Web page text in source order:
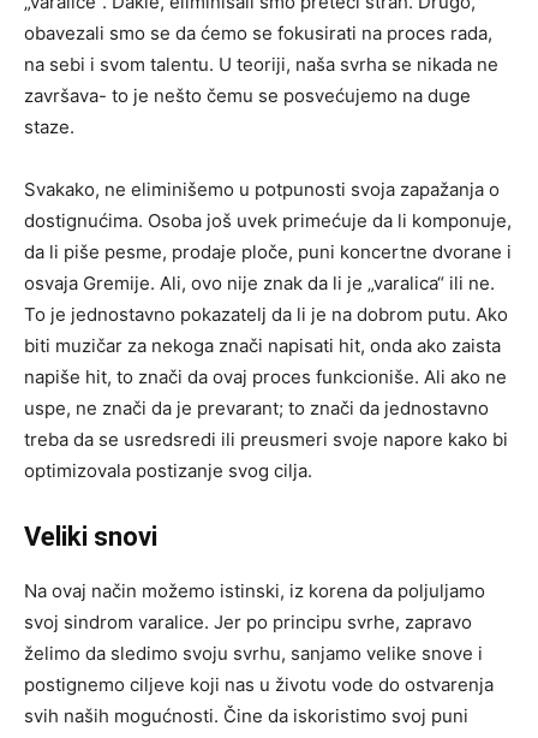
obavezali smo se da ćemo se fokusirati na proces rada,
na sebi i svom talentu. U teoriji, naša svrha se nikada ne
završava- to je nešto čemu se posvećujemo na duge
staze.
Svakako, ne eliminišemo u potpunosti svoja zapažanja o
dostignućima. Osoba još uvek primećuje da li komponuje,
da li piše pesme, prodaje ploče, puni koncertne dvorane i
osvaja Gremije. Ali, ovo nije znak da li je „varalica“ ili ne.
To je jednostavno pokazatelj da li je na dobrom putu. Ako
biti muzičar za nekoga znači napisati hit, onda ako zaista
napiše hit, to znači da ovaj proces funkcioniše. Ali ako ne
uspe, ne znači da je prevarant; to znači da jednostavno
treba da se usredsredi ili preusmeri svoje napore kako bi
optimizovala postizanje svog cilja.
Veliki snovi
Na ovaj način možemo istinski, iz korena da poljuljamo
svoj sindrom varalice. Jer po principu svrhe, zapravo
želimo da sledimo svoju svrhu, sanjamo velike snove i
postignemo ciljeve koji nas u životu vode do ostvarenja
svih naših mogućnosti. Čine da iskoristimo svoj puni